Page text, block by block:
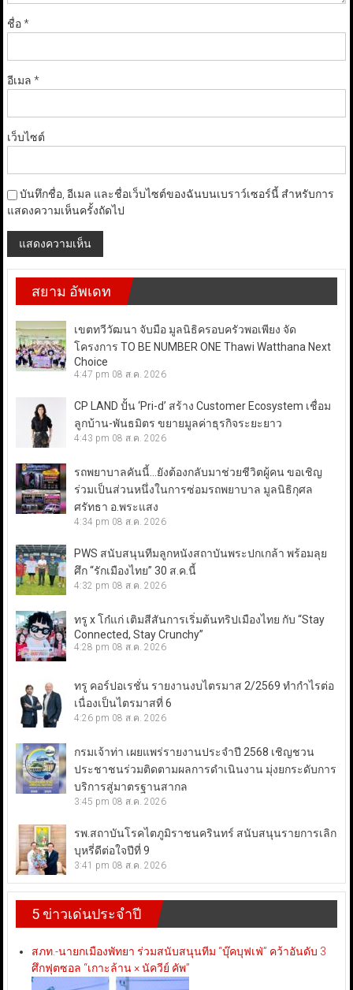
ชื่อ*
อีเมล *
เว็บไซต์
บันทึกชื่อ, อีเมล และชื่อเว็บไซต์ของฉันบนเบราว์เซอร์นี้ สำหรับการ
แสดงความเห็นครั้งถัดไป
สยาม อัพเดท
เขตทวีวัฒนา จับมือ มูลนิธิครอบครัวพอเพียง จัด
โครงการ TO BE NUMBER ONE Thawi Watthana Next
Choice
4:47 pm 08 ส.ค. 2026
CP LAND ปั้น ‘Pri-d’ สร้าง Customer Ecosystem เชื่อม
ลูกบ้าน-พันธมิตร ขยายมูลค่าธุรกิจระยะยาว
4:43 pm 08 ส.ค. 2026
รถพยาบาลคันนี้…ยังต้องกลับมาช่วยชีวิตผู้คน ขอเชิญ
ร่วมเป็นส่วนหนึ่งในการซ่อมรถพยาบาล มูลนิธิกุศล
ศรัทธา อ.พระแสง
4:34 pm 08 ส.ค. 2026
PWS สนับสนุนทีมลูกหนังสถาบันพระปกเกล้า พร้อมลุย
ศึก “รักเมืองไทย” 30 ส.ค.นี้
4:32 pm 08 ส.ค. 2026
ทรู x โก๋แก่ เติมสีสันการเริ่มต้นทริปเมืองไทย กับ “Stay
Connected, Stay Crunchy”
4:28 pm 08 ส.ค. 2026
ทรู คอร์ปอเรชั่น รายงานงบไตรมาส 2/2569 ทำกำไรต่อ
เนื่องเป็นไตรมาสที่ 6
4:26 pm 08 ส.ค. 2026
กรมเจ้าท่า เผยแพร่รายงานประจำปี 2568 เชิญชวน
ประชาชนร่วมติดตามผลการดำเนินงาน มุ่งยกระดับการ
บริการสู่มาตรฐานสากล
3:45 pm 08 ส.ค. 2026
รพ.สถาบันโรคไตภูมิราชนครินทร์ สนับสนุนรายการเลิก
บุหรี่ดีต่อใจปีที่ 9
3:41 pm 08 ส.ค. 2026
5 ข่าวเด่นประจำปี
สภท.-นายกเมืองพัทยา ร่วมสนับสนุนทีม “บุ๊คบุฟเฟ่” คว้าอันดับ 3
ศึกฟุตซอล “เกาะล้าน × นัควีย์ คัพ”